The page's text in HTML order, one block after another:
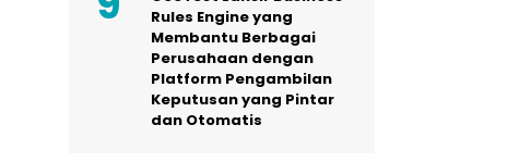
Rules Engine yang
Membantu Berbagai
Perusahaan dengan
Platform Pengambilan
Keputusan yang Pintar
dan Otomatis